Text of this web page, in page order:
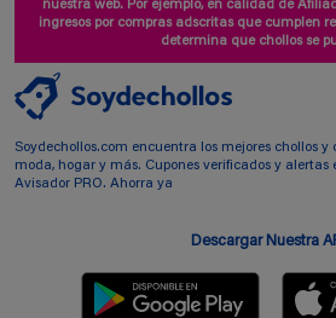
nuestra web. Por ejemplo, en calidad de
ingresos por compras adscritas que cumplen
determina que chollos se
Soydechollos.com encuentra los mejores chollos y
moda, hogar y más. Cupones verificados y alertas
Avisador PRO. Ahorra ya
Descargar Nuestra